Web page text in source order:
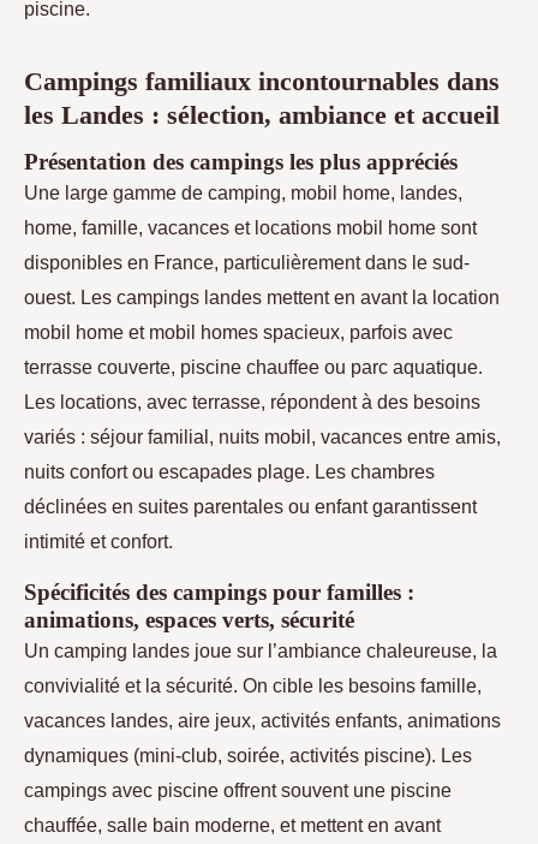
piscine.
Campings familiaux incontournables dans
les Landes : sélection, ambiance et accueil
Présentation des campings les plus appréciés
Une large gamme de camping, mobil home, landes,
home, famille, vacances et locations mobil home sont
disponibles en France, particulièrement dans le sud-
ouest. Les campings landes mettent en avant la location
mobil home et mobil homes spacieux, parfois avec
terrasse couverte, piscine chauffee ou parc aquatique.
Les locations, avec terrasse, répondent à des besoins
variés : séjour familial, nuits mobil, vacances entre amis,
nuits confort ou escapades plage. Les chambres
déclinées en suites parentales ou enfant garantissent
intimité et confort.
Spécificités des campings pour familles :
animations, espaces verts, sécurité
Un camping landes joue sur l’ambiance chaleureuse, la
convivialité et la sécurité. On cible les besoins famille,
vacances landes, aire jeux, activités enfants, animations
dynamiques (mini-club, soirée, activités piscine). Les
campings avec piscine offrent souvent une piscine
chauffée, salle bain moderne, et mettent en avant